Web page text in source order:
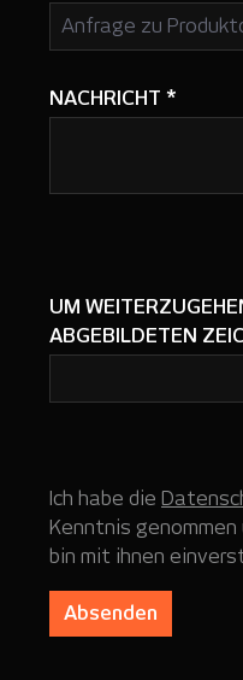
NACHRICHT *
UM
ABGEBILDETEN
Ich habe die
Kenntnis genommen
bin mit ihnen
Absenden